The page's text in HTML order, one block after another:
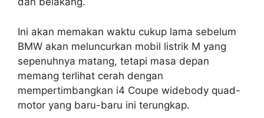
Ini akan memakan waktu cukup lama sebelum
BMW akan meluncurkan mobil listrik M yang
sepenuhnya matang, tetapi masa depan
memang terlihat cerah dengan
mempertimbangkan i4 Coupe widebody quad-
motor yang baru-baru ini terungkap.